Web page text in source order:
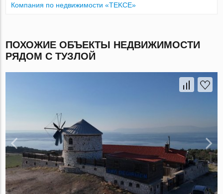
Компания по недвижимости «TEKCE»
ПОХОЖИЕ ОБЪЕКТЫ НЕДВИЖИМОСТИ
РЯДОМ С ТУЗЛОЙ